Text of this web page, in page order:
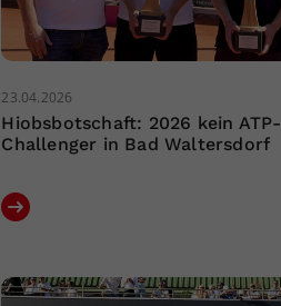
23.04.2026
Hiobsbotschaft: 2026 kein ATP-
Challenger in Bad Waltersdorf